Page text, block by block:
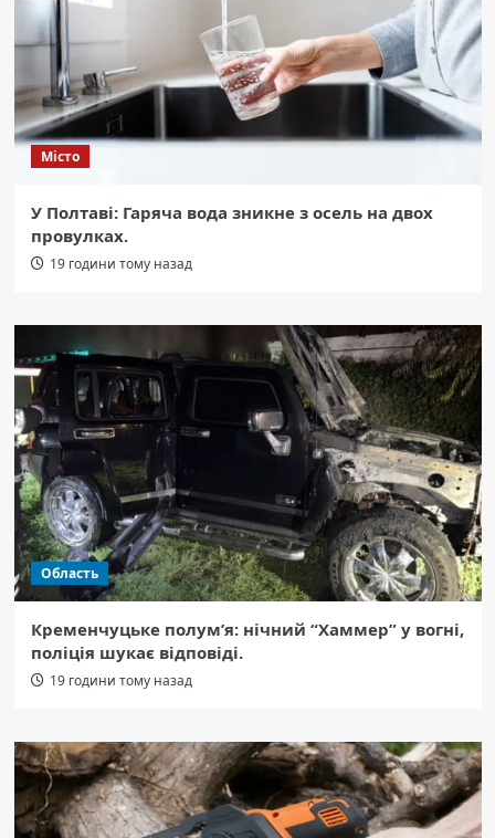
Місто
У Полтаві: Гаряча вода зникне з осель на двох
провулках.
19 години тому назад
Область
Кременчуцьке полум’я: нічний “Хаммер” у вогні,
поліція шукає відповіді.
19 години тому назад